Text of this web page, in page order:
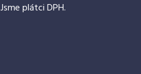
Jsme plátci DPH.